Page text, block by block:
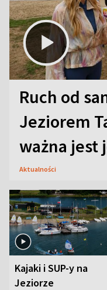
Ruch od
Jeziorem
ważna jest
Aktualności
Kajaki i SUP-y na
Jeziorze